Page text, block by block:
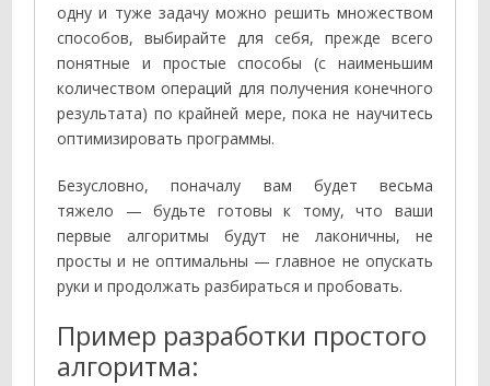
одну и туже задачу можно решить множеством
способов, выбирайте для себя, прежде всего
понятные и простые способы (с наименьшим
количеством операций для получения конечного
результата) по крайней мере, пока не научитесь
оптимизировать программы.
Безусловно, поначалу вам будет весьма
тяжело — будьте готовы к тому, что ваши
первые алгоритмы будут не лаконичны, не
просты и не оптимальны — главное не опускать
руки и продолжать разбираться и пробовать.
Пример разработки простого
алгоритма: